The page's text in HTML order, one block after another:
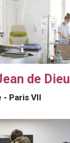
de Dieu
Paris VII